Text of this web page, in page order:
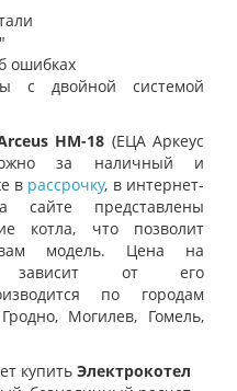
ошибках
с двойной системой
HM-18 (ЕЦА Аркеус
за наличный и
в рассрочку, в интернет-
сайте представлены
котла, что позволит
вам модель. Цена на
зависит от его
по городам
Могилев, Гомель,
купить Электрокотел